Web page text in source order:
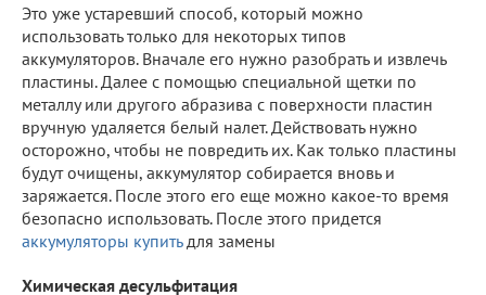
Это уже устаревший способ, который можно
использовать только для некоторых типов
аккумуляторов. Вначале его нужно разобрать и извлечь
пластины. Далее с помощью специальной щетки по
металлу или другого абразива с поверхности пластин
вручную удаляется белый налет. Действовать нужно
осторожно, чтобы не повредить их. Как только пластины
будут очищены, аккумулятор собирается вновь и
заряжается. После этого его еще можно какое-то время
безопасно использовать. После этого придется
аккумуляторы купитьдля замены
Химическая десульфитация